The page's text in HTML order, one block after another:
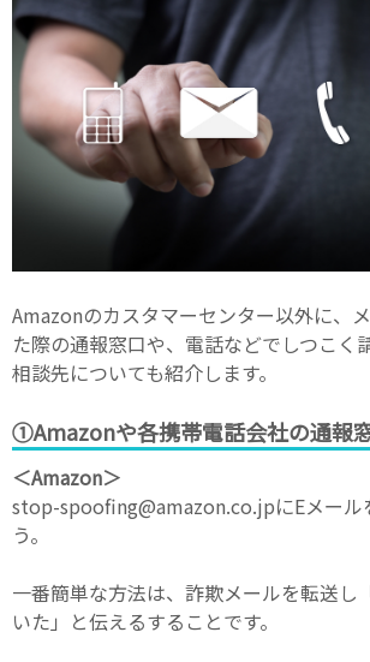
Amazonのカスタマーセンター以外に、
た際の通報窓口や、電話などでしつこく
相談先についても紹介します。
①Amazonや各携帯電話会社の通報
＜Amazon＞
stop-spoofing@amazon.co.jpにEメール
う。
一番簡単な方法は、詐欺メールを転送し
いた」と伝えるすることです。